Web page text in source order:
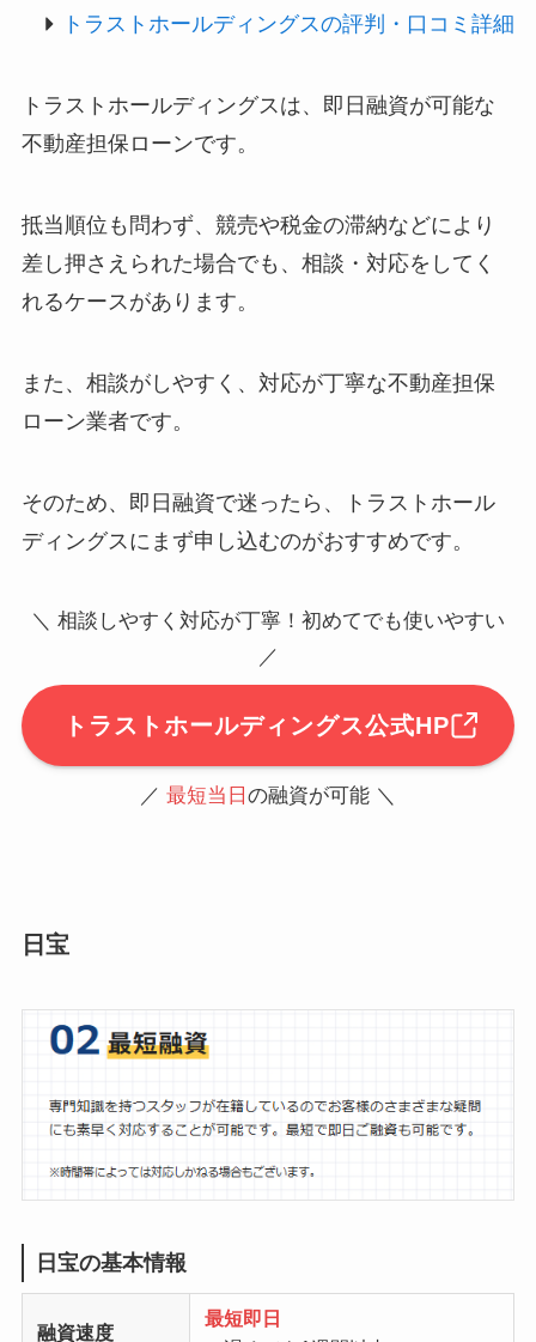
トラストホールディングスの評判・口コミ詳細
トラストホールディングスは、即日融資が可能な
不動産担保ローンです。
抵当順位も問わず、競売や税金の滞納などにより
差し押さえられた場合でも、相談・対応をしてく
れるケースがあります。
また、相談がしやすく、対応が丁寧な不動産担保
ローン業者です。
そのため、即日融資で迷ったら、トラストホール
ディングスにまず申し込むのがおすすめです。
＼ 相談しやすく対応が丁寧！初めてでも使いやすい
／
トラストホールディングス公式HP
／ 最短当日 の融資が可能 ＼
日宝
日宝の基本情報
融資速度
最短即日